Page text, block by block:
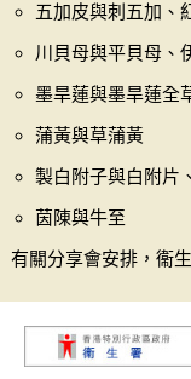
五加皮與刺五加、
川貝母與平貝母、
墨旱蓮與墨旱蓮全
蒲黃與草蒲黃
製白附子與白附片
茵陳與牛至
有關分享會安排，衞